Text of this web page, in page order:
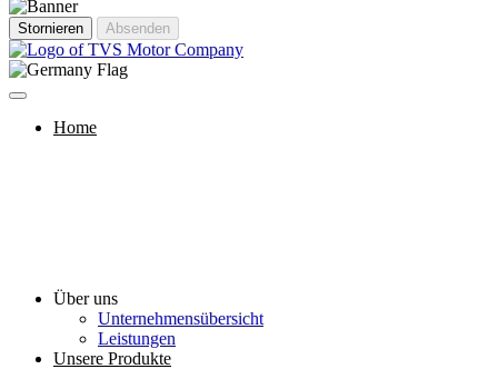
Stornieren Absenden
Home
Über uns
Unternehmensübersicht
Leistungen
Unsere Produkte